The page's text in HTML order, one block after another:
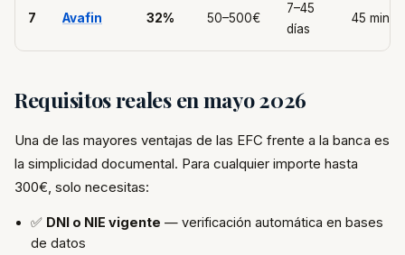
7 Avafin 32% 50–500€
7–45
días
45 min
Requisitos reales en mayo 2026
Una de las mayores ventajas de las EFC frente a la banca es
la simplicidad documental. Para cualquier importe hasta
300€, solo necesitas:
✅ DNI o NIE vigente — verificación automática en bases
de datos